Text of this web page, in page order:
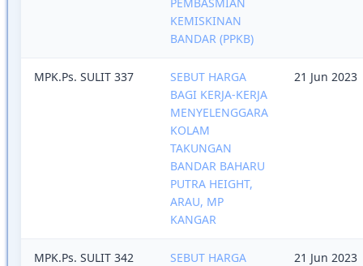
KEMISKINAN
BANDAR (PPKB)
MPK.Ps. SULIT 337
SEBUT HARGA
BAGI KERJA-KERJA
MENYELENGGARA
KOLAM
TAKUNGAN
BANDAR BAHARU
PUTRA HEIGHT,
ARAU, MP
KANGAR
21 Jun 2023
MPK.Ps. SULIT 342
SEBUT HARGA
21 Jun 2023